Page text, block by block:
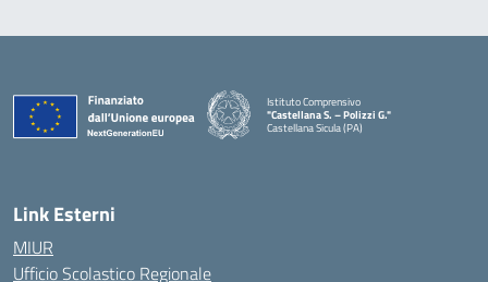
Istituto Comprensivo
"Castellana S. – Polizzi G."
Castellana Sicula (PA)
Link Esterni
MIUR
Ufficio Scolastico Regionale